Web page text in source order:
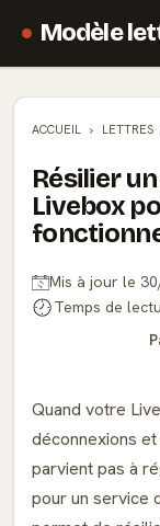
Modèle
ACCUEIL LETTRES
Résilier
Livebox
Mis à jour le
Temps de
Quand votre
déconnexions
parvient pas à
pour un service